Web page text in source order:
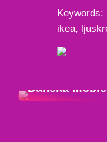
ikea,
Danska